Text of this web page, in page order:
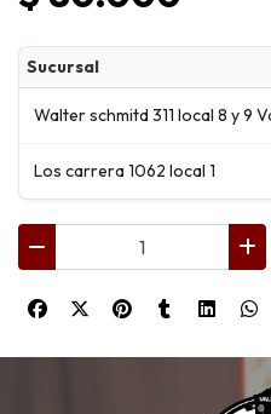
Sucursal
Walter schmitd 311 local 8 y 9
Los carrera 1062 local 1